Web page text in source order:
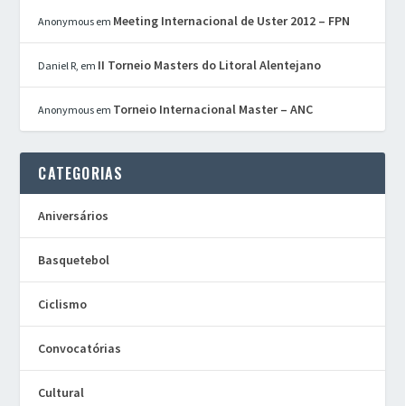
Anonymous em Meeting Internacional de Uster 2012 – FPN
Daniel R, em II Torneio Masters do Litoral Alentejano
Anonymous em Torneio Internacional Master – ANC
CATEGORIAS
Aniversários
Basquetebol
Ciclismo
Convocatórias
Cultural